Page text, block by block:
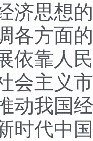
思想的
各方面
依靠人
会主义
动我国
时代中